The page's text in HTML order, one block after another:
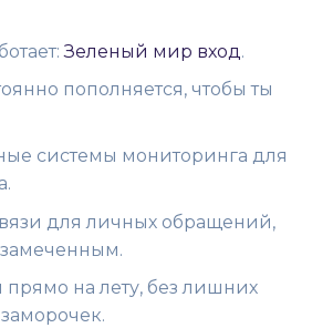
Зеленый мир вход.
пополняется, чтобы ты
системы мониторинга для
для личных обращений,
на лету, без лишних